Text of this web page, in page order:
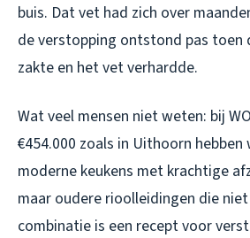
buis. Dat vet had zich over
de verstopping ontstond pas toen
zakte en het vet verhardde.
Wat veel mensen niet weten: bij
€454.000 zoals in Uithoorn hebben
moderne keukens met krachtige
maar oudere rioolleidingen die
combinatie is een recept voor